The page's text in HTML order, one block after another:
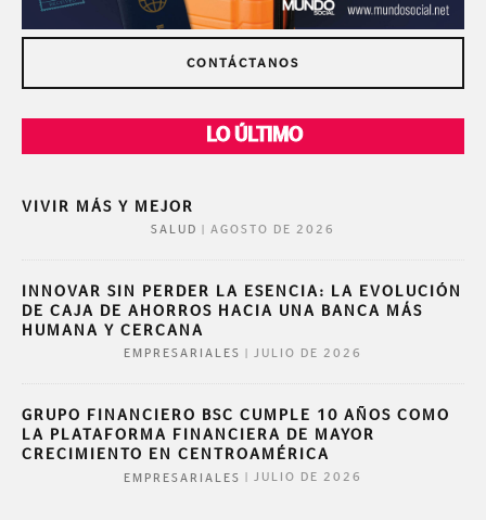
CONTÁCTANOS
LO ÚLTIMO
VIVIR MÁS Y MEJOR
SALUD AGOSTO DE 2026
INNOVAR SIN PERDER LA ESENCIA: LA EVOLUCIÓN
DE CAJA DE AHORROS HACIA UNA BANCA MÁS
HUMANA Y CERCANA
EMPRESARIALES JULIO DE 2026
GRUPO FINANCIERO BSC CUMPLE 10 AÑOS COMO
LA PLATAFORMA FINANCIERA DE MAYOR
CRECIMIENTO EN CENTROAMÉRICA
EMPRESARIALES JULIO DE 2026